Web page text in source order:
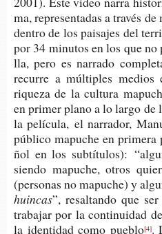
ma, repre­sen­ta­das a tra­vés
den­tro de los pai­sa­jes del
por 34 minu­tos en los que
lla, pero es narra­do
recu­rre a múl­ti­ples medios
rique­za de la cul­tu­ra
en pri­mer plano a lo largo
la pelí­cu­la, el narra­dor,
públi­co mapu­che en
ñol en los sub­tí­tu­los):
sien­do mapu­che, otros
(per­so­nas no mapu­che) y
huincas”, resal­tan­do que
tra­ba­jar por la con­ti­nui­dad
la iden­ti­dad como pueblo[4].